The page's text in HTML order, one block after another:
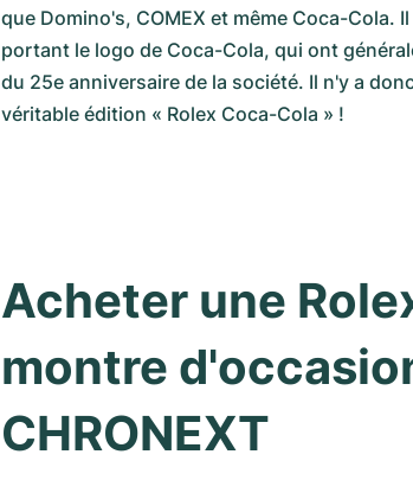
que Domino's, COMEX et même Coca-Cola.
portant le logo de Coca-Cola, qui ont
du 25e anniversaire de la société. Il n'y a
véritable édition « Rolex Coca-Cola » !
Acheter une
montre
CHRONEXT